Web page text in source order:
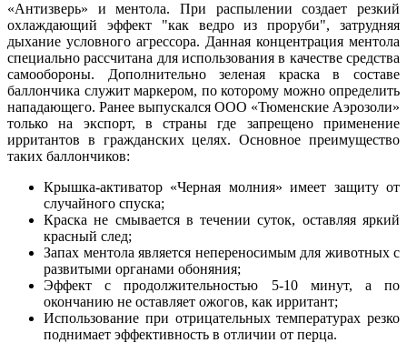
«Антизверь» и ментола. При распылении создает резкий
охлаждающий эффект "как ведро из проруби", затрудняя
дыхание условного агрессора. Данная концентрация ментола
специально рассчитана для использования в качестве средства
самообороны. Дополнительно зеленая краска в составе
баллончика служит маркером, по которому можно определить
нападающего. Ранее выпускался ООО «Тюменские Аэрозоли»
только на экспорт, в страны где запрещено применение
ирритантов в гражданских целях. Основное преимущество
таких баллончиков:
Крышка-активатор «Черная молния» имеет защиту от
случайного спуска;
Краска не смывается в течении суток, оставляя яркий
красный след;
Запах ментола является непереносимым для животных с
развитыми органами обоняния;
Эффект с продолжительностью 5-10 минут, а по
окончанию не оставляет ожогов, как ирритант;
Использование при отрицательных температурах резко
поднимает эффективность в отличии от перца.